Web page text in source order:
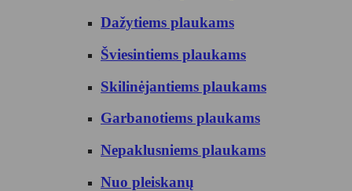
Dažytiems plaukams
Šviesintiems plaukams
Skilinėjantiems plaukams
Garbanotiems plaukams
Nepaklusniems plaukams
Nuo pleiskanų